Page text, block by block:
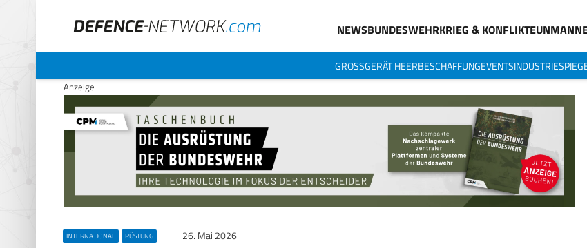
NEWSBUNDESWEHRKRIEG & KONFLIKTE
GROSSGERÄT HEERBESCHAFFUNGEVENTS
Anzeige
INTERNATIONAL RÜSTUNG 26. Mai 2026